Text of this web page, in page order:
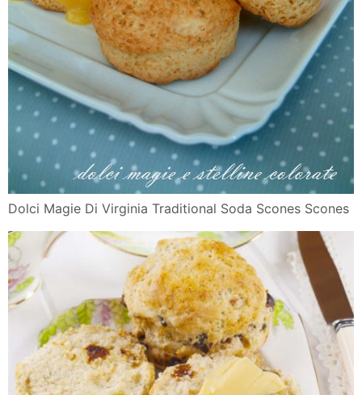
Dolci Magie Di Virginia Traditional Soda Scones Scones